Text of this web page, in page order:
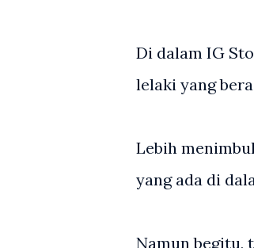
Di dalam IG
lelaki yang
Lebih
yang ada di
Namun begitu,